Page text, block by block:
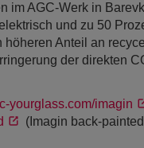
im AGC-Werk in
und zu 50
Anteil an
der direkten
yourglass.com/imagin
(Imagin back-